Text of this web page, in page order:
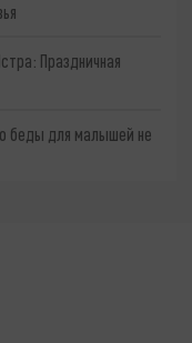
Праздничная
беды для малышей не